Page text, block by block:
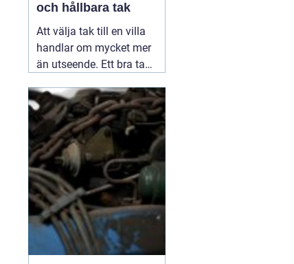
och hållbara tak
Att välja tak till en villa
handlar om mycket mer
än utseende. Ett bra tak
snö, blåst och fukt, och
påverkar både
inomhusklimat och
ekonomi. I en stad med
skiftande väder som
Växjö blir valet av
material, utförande05
augusti 2026